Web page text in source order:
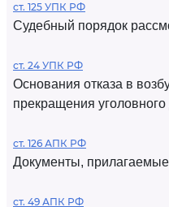
ст. 125 УПК РФ
Судебный порядок
ст. 24 УПК РФ
Основания отказа в
прекращения уголовного
ст. 126 АПК РФ
Документы,
ст. 49 АПК РФ